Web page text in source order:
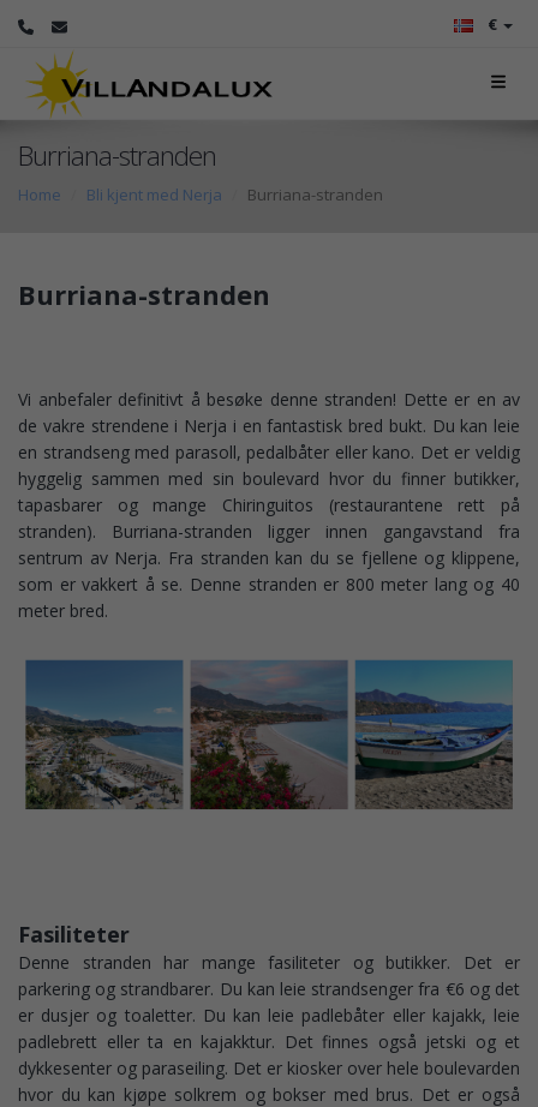
€
Burriana-stranden
Home Bli kjent med Nerja Burriana-stranden
Burriana-stranden
Vi anbefaler definitivt å besøke denne stranden! Dette er en av
de vakre strendene i Nerja i en fantastisk bred bukt. Du kan leie
en strandseng med parasoll, pedalbåter eller kano. Det er veldig
hyggelig sammen med sin boulevard hvor du finner butikker,
tapasbarer og mange Chiringuitos (restaurantene rett på
stranden). Burriana-stranden ligger innen gangavstand fra
sentrum av Nerja. Fra stranden kan du se fjellene og klippene,
som er vakkert å se. Denne stranden er 800 meter lang og 40
meter bred.
Fasiliteter
Denne stranden har mange fasiliteter og butikker. Det er
parkering og strandbarer. Du kan leie strandsenger fra €6 og det
er dusjer og toaletter. Du kan leie padlebåter eller kajakk, leie
padlebrett eller ta en kajakktur. Det finnes også jetski og et
dykkesenter og paraseiling. Det er kiosker over hele boulevarden
hvor du kan kjøpe solkrem og bokser med brus. Det er også